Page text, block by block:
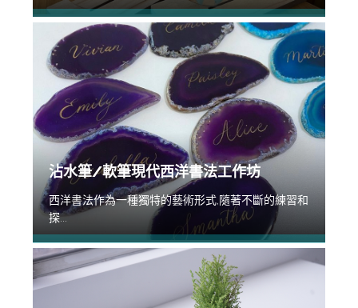
沾水筆/軟筆現代西洋書法工作坊
西洋書法作為一種獨特的藝術形式,隨著不斷的練習和
探...